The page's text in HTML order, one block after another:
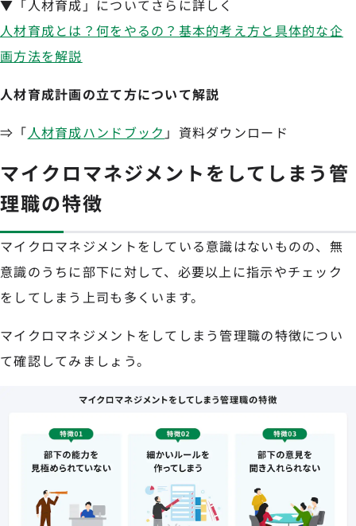
▼「人材育成」についてさらに詳しく
人材育成とは？何をやるの？基本的考え方と具体的な企
画方法を解説
人材育成計画の立て方について解説
⇒「人材育成ハンドブック 」資料ダウンロード
マイクロマネジメントをしてしまう管
理職の特徴
マイクロマネジメントをしている意識はないものの、無
意識のうちに部下に対して、必要以上に指示やチェック
をしてしまう上司も多くいます。
マイクロマネジメントをしてしまう管理職の特徴につい
て確認してみましょう。